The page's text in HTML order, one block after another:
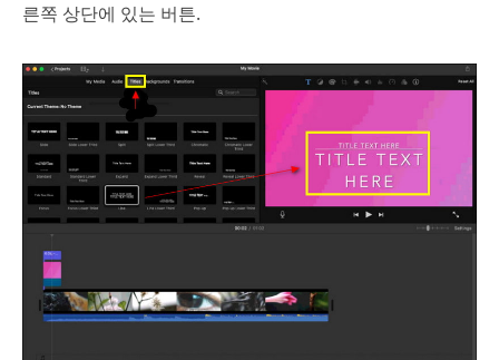
른쪽 상단에 있는 버튼.